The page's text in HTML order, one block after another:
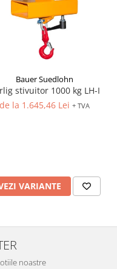
Bauer Suedlohn
stivuitor 1000 kg LH-I
de la 1.645,46 Lei + TVA
VARIANTE
noastre